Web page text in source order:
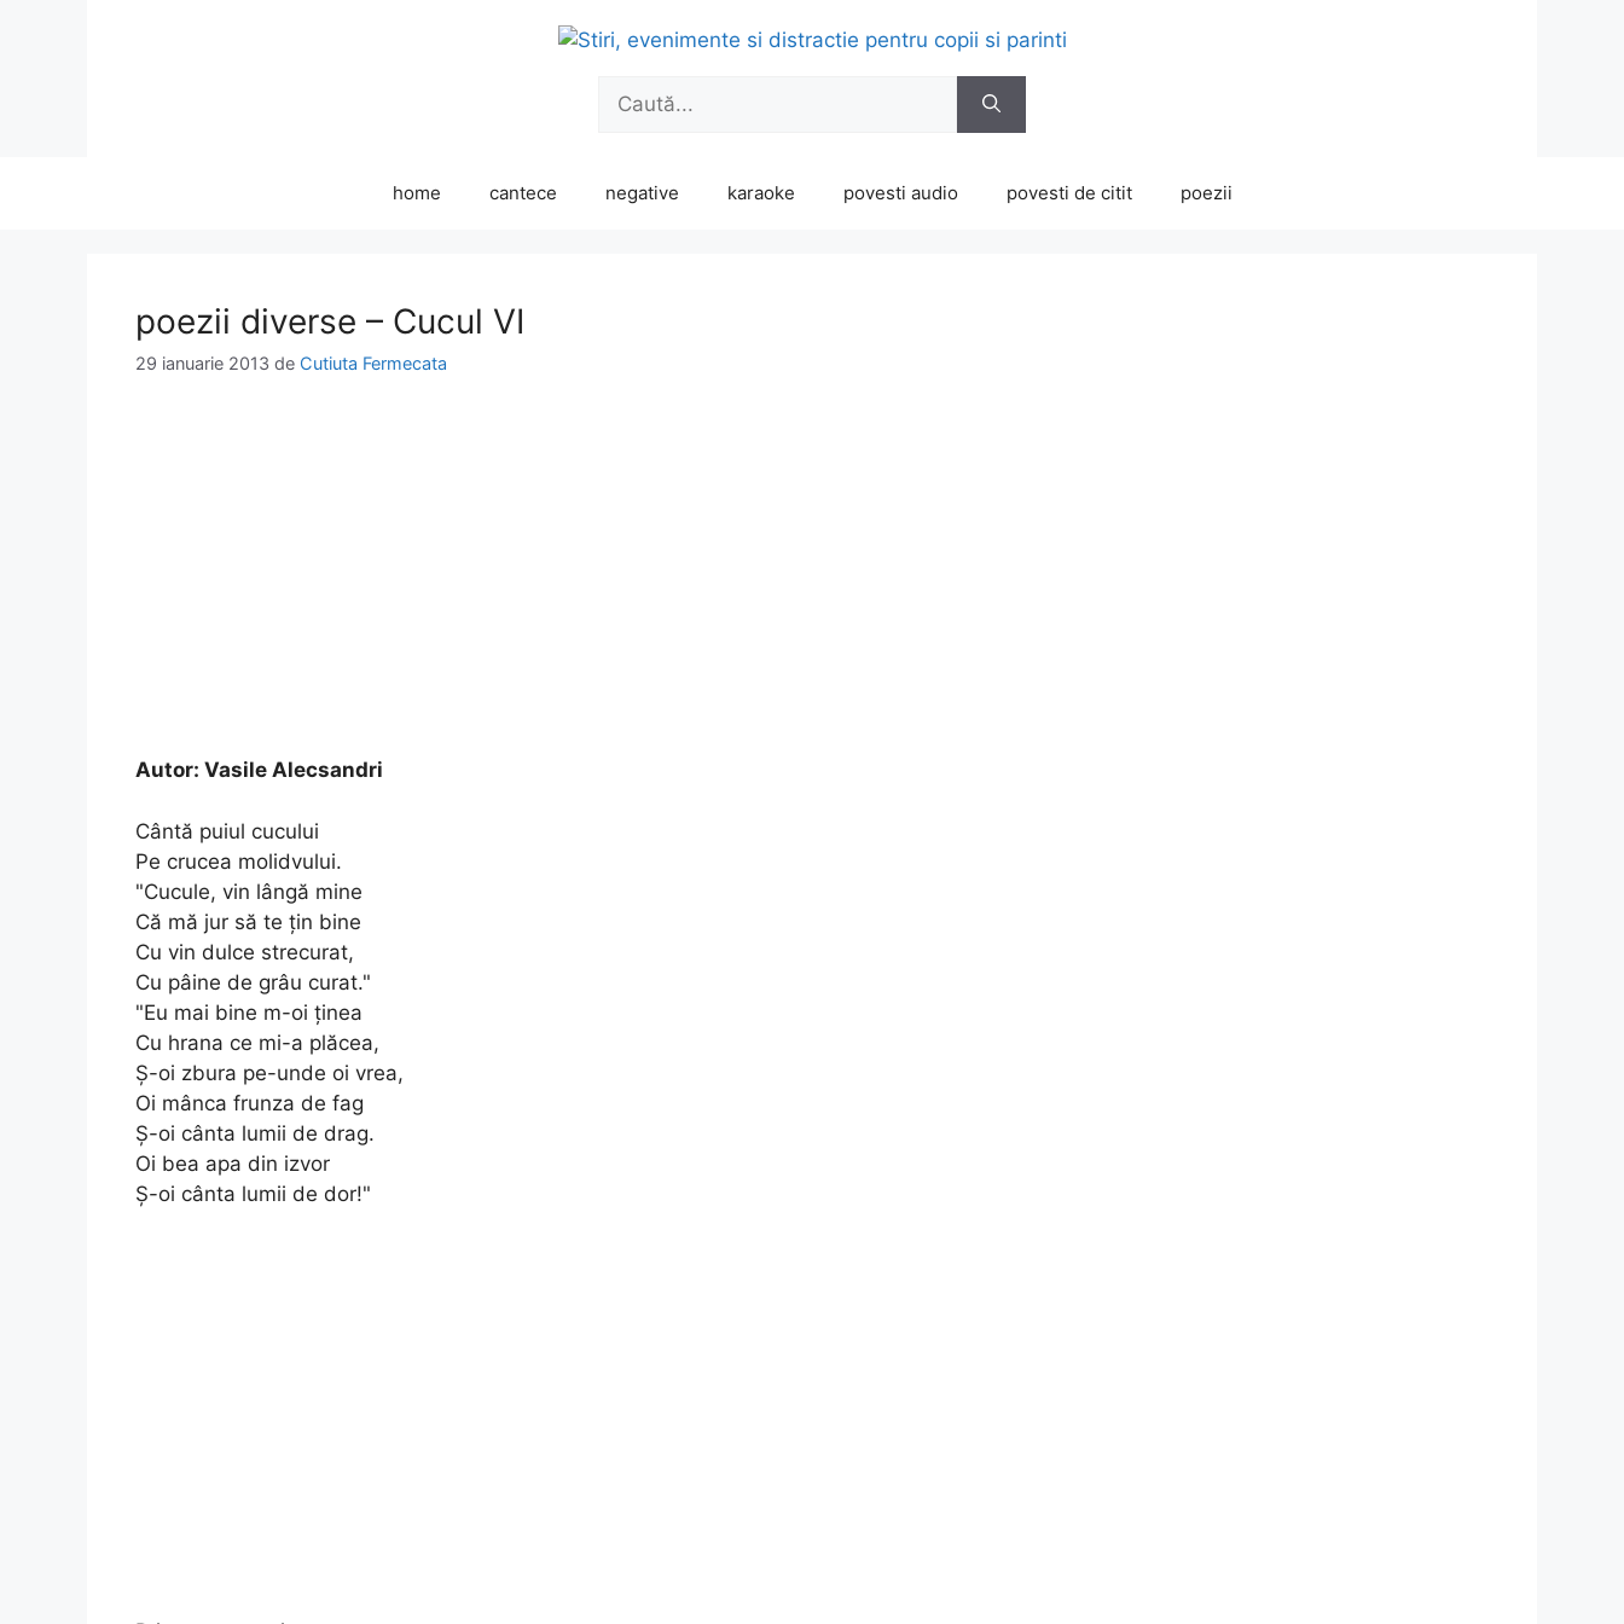
după:
home cantece negative karaoke povesti audio povesti de citit poezii
poezii diverse – Cucul VI
29 ianuarie 2013 de Cutiuta Fermecata
Autor: Vasile Alecsandri
Cântă puiul cucului
Pe crucea molidvului.
"Cucule, vin lângă mine
Că mă jur să te ţin bine
Cu vin dulce strecurat,
Cu pâine de grâu curat."
"Eu mai bine m-oi ţinea
Cu hrana ce mi-a plăcea,
Ş-oi zbura pe-unde oi vrea,
Oi mânca frunza de fag
Ş-oi cânta lumii de drag.
Oi bea apa din izvor
Ş-oi cânta lumii de dor!"